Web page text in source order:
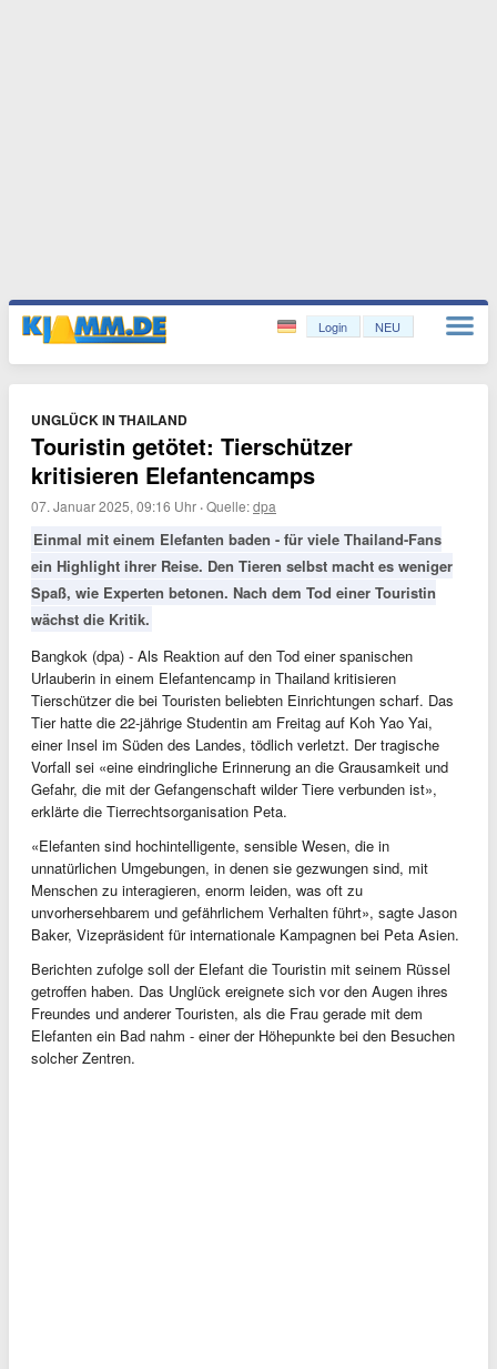
Login NEU
UNGLÜCK IN THAILAND
Touristin getötet: Tierschützer
kritisieren Elefantencamps
07. Januar 2025, 09:16 Uhr ·Quelle:dpa
Einmal mit einem Elefanten baden - für viele Thailand-Fans
ein Highlight ihrer Reise. Den Tieren selbst macht es weniger
Spaß, wie Experten betonen. Nach dem Tod einer Touristin
wächst die Kritik.
Bangkok (dpa) - Als Reaktion auf den Tod einer spanischen
Urlauberin in einem Elefantencamp in Thailand kritisieren
Tierschützer die bei Touristen beliebten Einrichtungen scharf. Das
Tier hatte die 22-jährige Studentin am Freitag auf Koh Yao Yai,
einer Insel im Süden des Landes, tödlich verletzt. Der tragische
Vorfall sei «eine eindringliche Erinnerung an die Grausamkeit und
Gefahr, die mit der Gefangenschaft wilder Tiere verbunden ist»,
erklärte die Tierrechtsorganisation Peta.
«Elefanten sind hochintelligente, sensible Wesen, die in
unnatürlichen Umgebungen, in denen sie gezwungen sind, mit
Menschen zu interagieren, enorm leiden, was oft zu
unvorhersehbarem und gefährlichem Verhalten führt», sagte Jason
Baker, Vizepräsident für internationale Kampagnen bei Peta Asien.
Berichten zufolge soll der Elefant die Touristin mit seinem Rüssel
getroffen haben. Das Unglück ereignete sich vor den Augen ihres
Freundes und anderer Touristen, als die Frau gerade mit dem
Elefanten ein Bad nahm - einer der Höhepunkte bei den Besuchen
solcher Zentren.